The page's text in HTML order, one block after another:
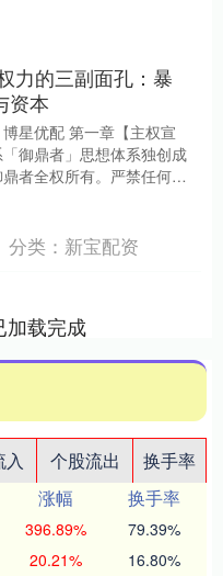
力的三副面孔：暴
资本
博星优配 第一章【主权宣
御鼎者」思想体系独创成
者全权所有。严禁任何形
、改编或未授权使用。第
】....
分类： 新宝配资
加载完成
入 个股流出
换手率
涨幅
换手率
396.89% 79.39%
20.21% 16.80%